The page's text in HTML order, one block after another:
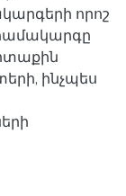
որոշ
ինչպես